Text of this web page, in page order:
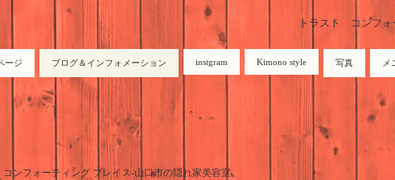
トラスト コンフォ
ージ ブログ＆インフォメーション instgram Kimono style 写真 メ
コンフォーティング プレイス-山口市の隠れ家美容室。